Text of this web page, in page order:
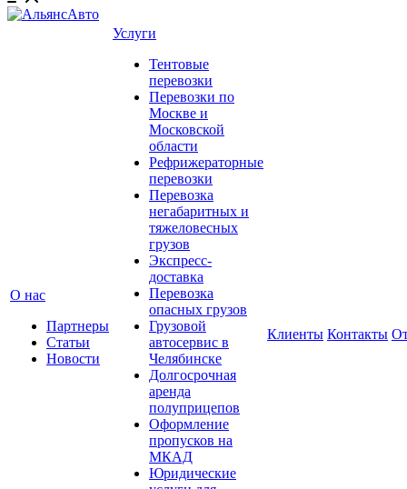
О нас
Партнеры
Статьи
Новости
Услуги
Тентовые
перевозки
Перевозки по
Москве и
Московской
области
Рефрижераторные
перевозки
Перевозка
негабаритных и
тяжеловесных
грузов
Экспресс-
доставка
Перевозка
опасных грузов
Грузовой
автосервис в
Челябинске
Долгосрочная
аренда
полуприцепов
Оформление
пропусков на
МКАД
Юридические
Клиенты Контакты